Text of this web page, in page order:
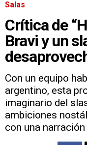
Salas
Crítica de
Bravi y un
Con un equipo
argentino, esta
imaginario del
ambiciones
con una narración